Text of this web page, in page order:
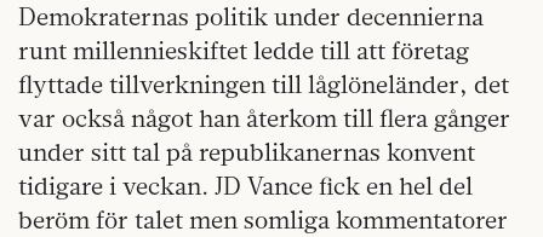
Demokraternas politik under decennierna
runt millennieskiftet ledde till att företag
flyttade tillverkningen till låglöneländer, det
var också något han återkom till flera gånger
under sitt tal på republikanernas konvent
tidigare i veckan. JD Vance fick en hel del
beröm för talet men somliga kommentatorer